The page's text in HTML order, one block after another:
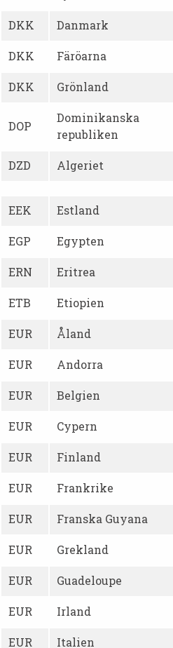
DKK Danmark
DKK Färöarna
DKK Grönland
DOP
Dominikanska
republiken
DZD Algeriet
EEK Estland
EGP Egypten
ERN Eritrea
ETB Etiopien
EUR Åland
EUR Andorra
EUR Belgien
EUR Cypern
EUR Finland
EUR Frankrike
EUR Franska Guyana
EUR Grekland
EUR Guadeloupe
EUR Irland
EUR Italien